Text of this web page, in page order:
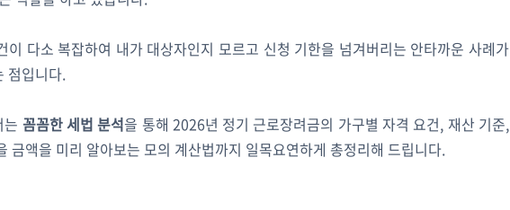
이 다소 복잡하여 내가 대상자인지 모르고 신청 기한을 넘겨버리는 안타까운 사례가
점입니다.
꼼꼼한 세법 분석을 통해 2026년 정기 근로장려금의 가구별 자격 요건, 재산 기준,
금액을 미리 알아보는 모의 계산법까지 일목요연하게 총정리해 드립니다.